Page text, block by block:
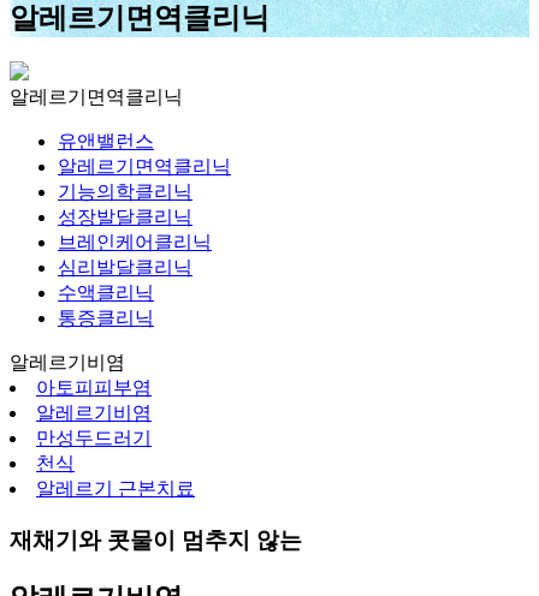
알레르기면역클리닉
알레르기면역클리닉
유앤밸런스
알레르기면역클리닉
기능의학클리닉
성장발달클리닉
브레인케어클리닉
심리발달클리닉
수액클리닉
통증클리닉
알레르기비염
아토피피부염
알레르기비염
만성두드러기
천식
알레르기 근본치료
재채기와 콧물이 멈추지 않는